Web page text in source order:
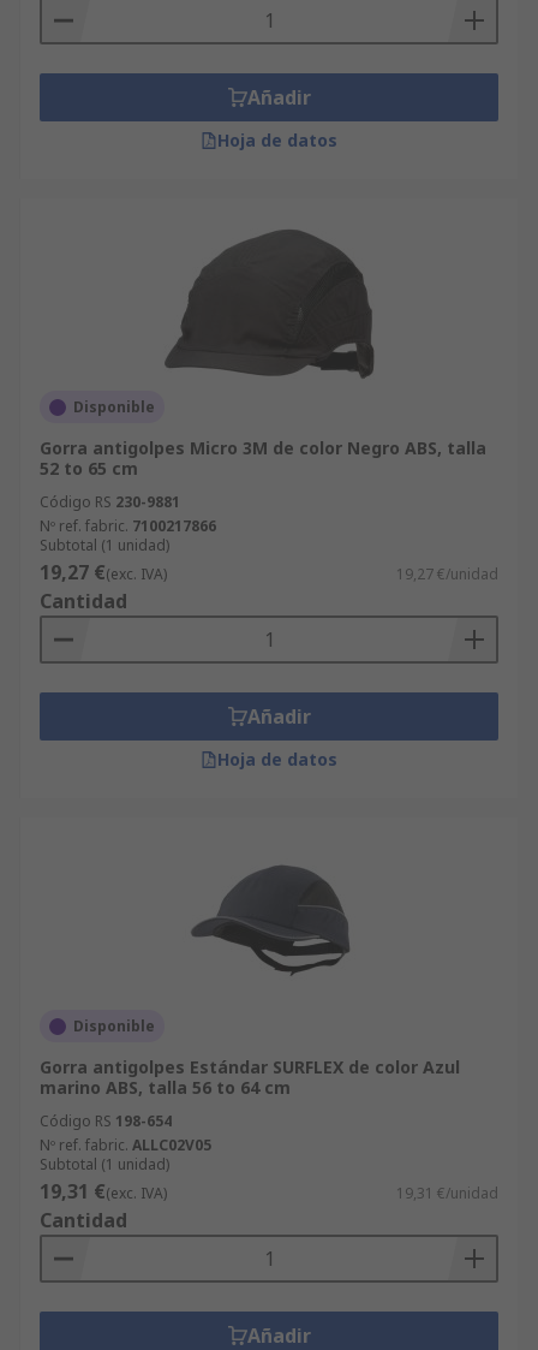
Añadir
Hoja de datos
Disponible
Gorra antigolpes Micro 3M de color Negro ABS, talla
52 to 65 cm
Código RS 230-9881
Nº ref. fabric. 7100217866
Subtotal (1 unidad)
19,27 €(exc. IVA) 19,27 €/unidad
Cantidad
Añadir
Hoja de datos
Disponible
Gorra antigolpes Estándar SURFLEX de color Azul
marino ABS, talla 56 to 64 cm
Código RS 198-654
Nº ref. fabric. ALLC02V05
Subtotal (1 unidad)
19,31 €(exc. IVA) 19,31 €/unidad
Cantidad
Añadir